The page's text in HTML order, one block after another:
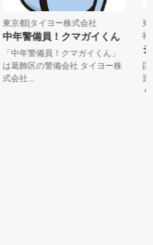
東京都|タイヨー株式会社
中年警備員！クマガイくん
「中年警備員！クマガイくん」
は葛飾区の警備会社 タイヨー株
式会社...
東
社
ジ
国
運
ャ